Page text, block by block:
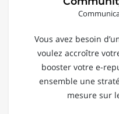
Vous avez besoin
voulez accroître
booster votre e-
ensemble une
mesure sur